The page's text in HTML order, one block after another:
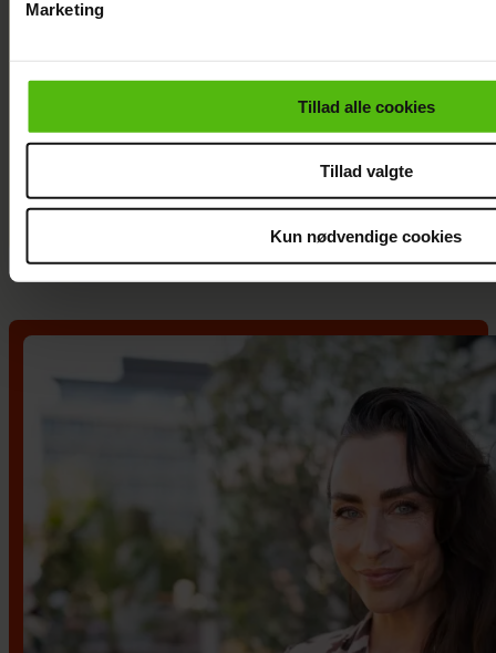
cookiepolitik.
Marketing
Tillad alle cookies
Tillad valgte
Kun nødvendige cookies
Jesper Skibby deler stor
familieglæde: Skal være
morfar